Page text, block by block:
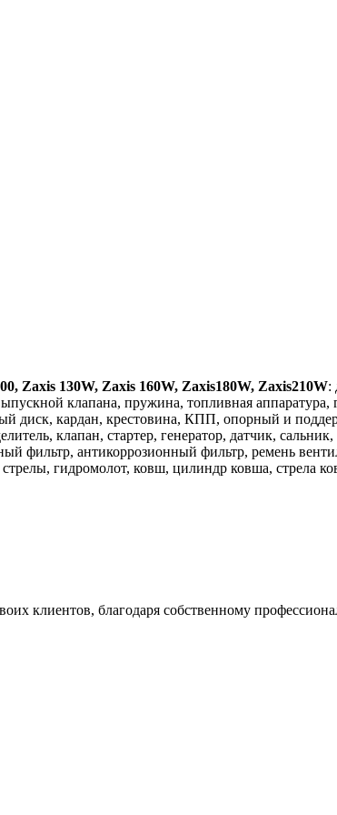
Zaxis 130W, Zaxis 160W, Zaxis180W, Zaxis210W:
клапана, пружина, топливная аппаратура,
диск, кардан, крестовина, КПП, опорный и
клапан, стартер, генератор, датчик,
фильтр, антикоррозионный фильтр, ремень
гидромолот, ковш, цилиндр ковша, стрела
клиентов, благодаря собственному